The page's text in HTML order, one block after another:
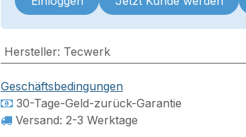
Hersteller: Tecwerk
Geschäftsbedingungen
30-Tage-Geld-zurück-Garantie
Versand: 2-3 Werktage